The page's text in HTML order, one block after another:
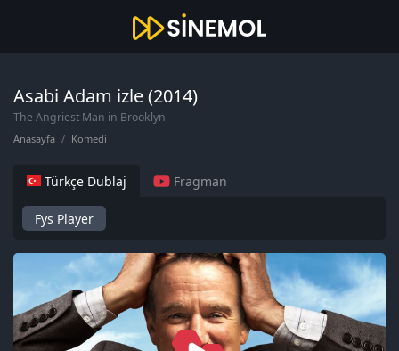
Asabi Adam izle (2014)
The Angriest Man in Brooklyn
Anasayfa Komedi
Türkçe Dublaj Fragman
Fys Player